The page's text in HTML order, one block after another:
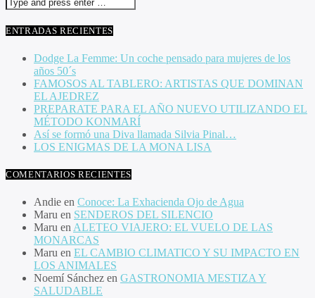
ENTRADAS RECIENTES
Dodge La Femme: Un coche pensado para mujeres de los
años 50´s
FAMOSOS AL TABLERO: ARTISTAS QUE DOMINAN
EL AJEDREZ
PREPARATE PARA EL AÑO NUEVO UTILIZANDO EL
MÉTODO KONMARÍ
Así se formó una Diva llamada Silvia Pinal…
LOS ENIGMAS DE LA MONA LISA
COMENTARIOS RECIENTES
Andie en Conoce: La Exhacienda Ojo de Agua
Maru en SENDEROS DEL SILENCIO
Maru enALETEO VIAJERO: EL VUELO DE LAS
MONARCAS
Maru en EL CAMBIO CLIMATICO Y SU IMPACTO EN
LOS ANIMALES
Noemí Sánchez en GASTRONOMIA MESTIZA Y
SALUDABLE